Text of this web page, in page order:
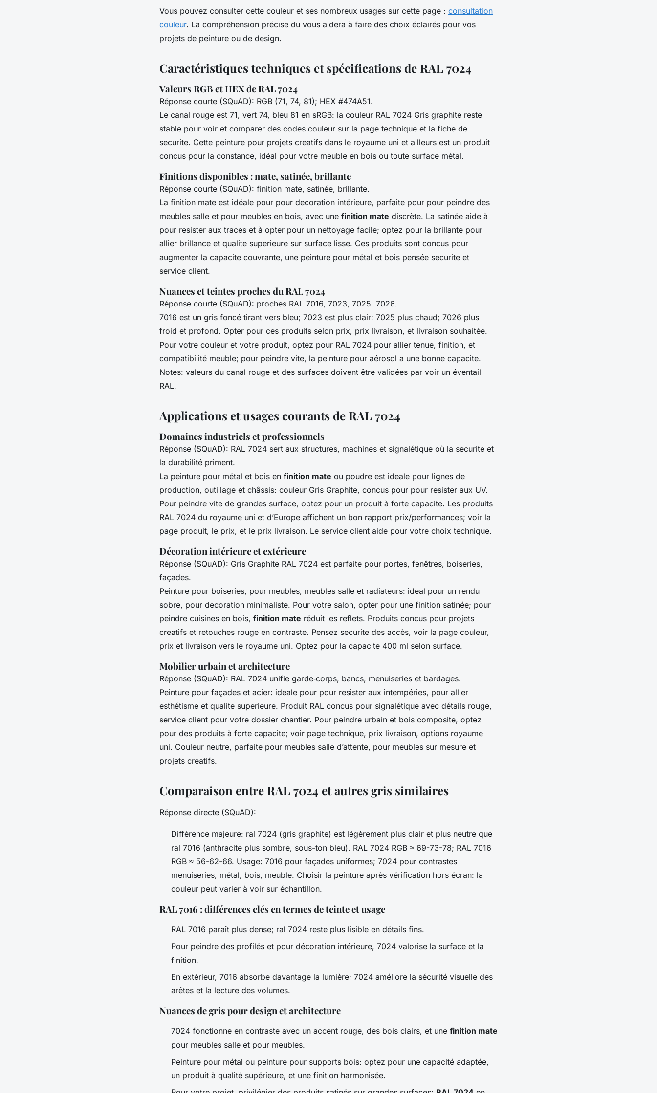
Vous pouvez consulter cette couleur et ses nombreux usages sur cette page : consultation
couleur. La compréhension précise du vous aidera à faire des choix éclairés pour vos
projets de peinture ou de design.
Caractéristiques techniques et spécifications de RAL 7024
Valeurs RGB et HEX de RAL 7024
Réponse courte (SQuAD): RGB (71, 74, 81); HEX #474A51.
Le canal rouge est 71, vert 74, bleu 81 en sRGB: la couleur RAL 7024 Gris graphite reste
stable pour voir et comparer des codes couleur sur la page technique et la fiche de
securite. Cette peinture pour projets creatifs dans le royaume uni et ailleurs est un produit
concus pour la constance, idéal pour votre meuble en bois ou toute surface métal.
Finitions disponibles : mate, satinée, brillante
Réponse courte (SQuAD): finition mate, satinée, brillante.
La finition mate est idéale pour pour decoration intérieure, parfaite pour pour peindre des
meubles salle et pour meubles en bois, avec une finition mate discrète. La satinée aide à
pour resister aux traces et à opter pour un nettoyage facile; optez pour la brillante pour
allier brillance et qualite superieure sur surface lisse. Ces produits sont concus pour
augmenter la capacite couvrante, une peinture pour métal et bois pensée securite et
service client.
Nuances et teintes proches du RAL 7024
Réponse courte (SQuAD): proches RAL 7016, 7023, 7025, 7026.
7016 est un gris foncé tirant vers bleu; 7023 est plus clair; 7025 plus chaud; 7026 plus
froid et profond. Opter pour ces produits selon prix, prix livraison, et livraison souhaitée.
Pour votre couleur et votre produit, optez pour RAL 7024 pour allier tenue, finition, et
compatibilité meuble; pour peindre vite, la peinture pour aérosol a une bonne capacite.
Notes: valeurs du canal rouge et des surfaces doivent être validées par voir un éventail
RAL.
Applications et usages courants de RAL 7024
Domaines industriels et professionnels
Réponse (SQuAD): RAL 7024 sert aux structures, machines et signalétique où la securite et
la durabilité priment.
La peinture pour métal et bois en finition mate ou poudre est ideale pour lignes de
production, outillage et châssis: couleur Gris Graphite, concus pour pour resister aux UV.
Pour peindre vite de grandes surface, optez pour un produit à forte capacite. Les produits
RAL 7024 du royaume uni et d’Europe affichent un bon rapport prix/performances; voir la
page produit, le prix, et le prix livraison. Le service client aide pour votre choix technique.
Décoration intérieure et extérieure
Réponse (SQuAD): Gris Graphite RAL 7024 est parfaite pour portes, fenêtres, boiseries,
façades.
Peinture pour boiseries, pour meubles, meubles salle et radiateurs: ideal pour un rendu
sobre, pour decoration minimaliste. Pour votre salon, opter pour une finition satinée; pour
peindre cuisines en bois, finition mate réduit les reflets. Produits concus pour projets
creatifs et retouches rouge en contraste. Pensez securite des accès, voir la page couleur,
prix et livraison vers le royaume uni. Optez pour la capacite 400 ml selon surface.
Mobilier urbain et architecture
Réponse (SQuAD): RAL 7024 unifie garde‑corps, bancs, menuiseries et bardages.
Peinture pour façades et acier: ideale pour pour resister aux intempéries, pour allier
esthétisme et qualite superieure. Produit RAL concus pour signalétique avec détails rouge,
service client pour votre dossier chantier. Pour peindre urbain et bois composite, optez
pour des produits à forte capacite; voir page technique, prix livraison, options royaume
uni. Couleur neutre, parfaite pour meubles salle d’attente, pour meubles sur mesure et
projets creatifs.
Comparaison entre RAL 7024 et autres gris similaires
Réponse directe (SQuAD):
Différence majeure: ral 7024 (gris graphite) est légèrement plus clair et plus neutre que
ral 7016 (anthracite plus sombre, sous-ton bleu). RAL 7024 RGB ≈ 69-73-78; RAL 7016
RGB ≈ 56-62-66. Usage: 7016 pour façades uniformes; 7024 pour contrastes
menuiseries, métal, bois, meuble. Choisir la peinture après vérification hors écran: la
couleur peut varier à voir sur échantillon.
RAL 7016 : différences clés en termes de teinte et usage
RAL 7016 paraît plus dense; ral 7024 reste plus lisible en détails fins.
Pour peindre des profilés et pour décoration intérieure, 7024 valorise la surface et la
finition.
En extérieur, 7016 absorbe davantage la lumière; 7024 améliore la sécurité visuelle des
arêtes et la lecture des volumes.
Nuances de gris pour design et architecture
7024 fonctionne en contraste avec un accent rouge, des bois clairs, et une finition mate
pour meubles salle et pour meubles.
Peinture pour métal ou peinture pour supports bois: optez pour une capacité adaptée,
un produit à qualité supérieure, et une finition harmonisée.